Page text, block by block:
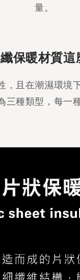
量。
保暖材質這
且在潮濕環
種類型，每一